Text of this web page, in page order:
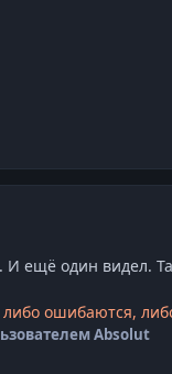
И ещё один видел.
ошибаются,
Absolut